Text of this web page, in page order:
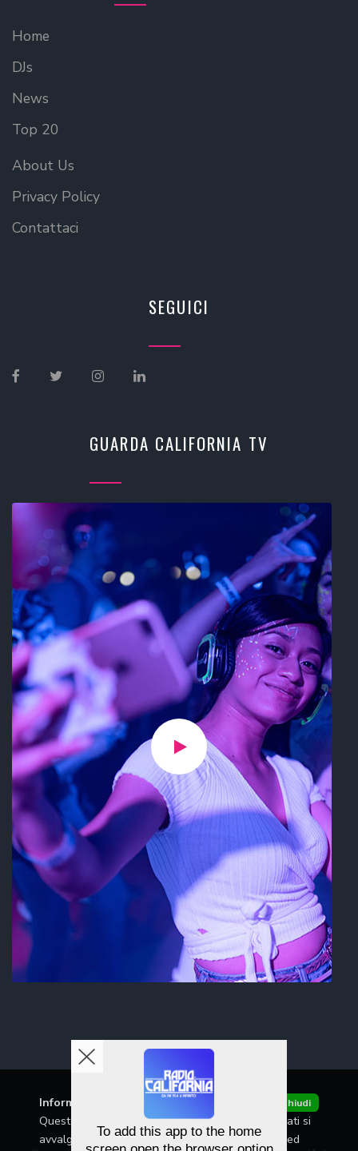
Home
DJs
News
Top 20
About Us
Privacy Policy
Contattaci
SEGUICI
GUARDA CALIFORNIA TV
Informativa Chiudi
Questo sito o gli strumenti terzi da questo utilizzati si
avvalgono di cookie necessari al funzionamento ed
To add this app to the home